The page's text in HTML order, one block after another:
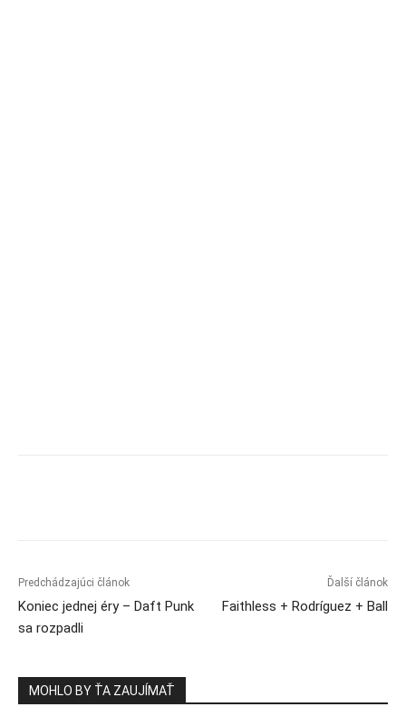
Predchádzajúci článok
Koniec jednej éry – Daft Punk
sa rozpadli
Ďalší článok
Faithless + Rodríguez + Ball
MOHLO BY ŤA ZAUJÍMAŤ